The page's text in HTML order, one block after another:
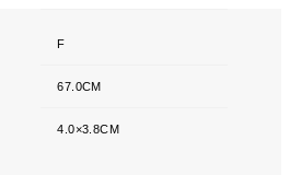
F
67.0CM
4.0×3.8CM